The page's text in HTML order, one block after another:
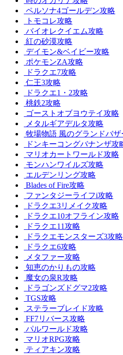
ペルソナ4ゴールデン攻略
トモコレ攻略
バイオレクイエム攻略
紅の砂漠攻略
デイモン&ベイビー攻略
ポケモンZA攻略
ドラクエ7攻略
仁王3攻略
ドラクエ1・2攻略
桃鉄2攻略
ゴーストオブヨウテイ攻略
メタルギアデルタ攻略
牧場物語 風のグランドバザ
ドンキーコングバナンザ攻
マリオカートワールド攻略
モンハンワイルズ攻略
エルデンリング攻略
Blades of Fire攻略
ファンタジーライフi攻略
ドラクエ3リメイク攻略
ドラクエ10オフライン攻略
ドラクエ11攻略
ドラクエモンスターズ3攻略
ドラクエ6攻略
メタファー攻略
知恵のかりもの攻略
魔女の泉R攻略
ドラゴンズドグマ2攻略
TGS攻略
ステラーブレイド攻略
FF7リバース攻略
パルワールド攻略
マリオRPG攻略
ティアキン攻略